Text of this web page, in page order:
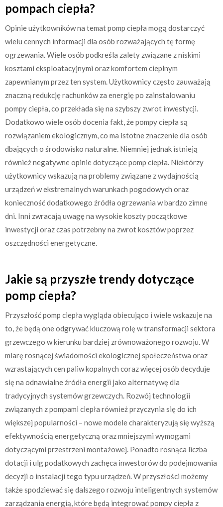
pompach ciepła?
Opinie użytkowników na temat pomp ciepła mogą dostarczyć
wielu cennych informacji dla osób rozważających tę formę
ogrzewania. Wiele osób podkreśla zalety związane z niskimi
kosztami eksploatacyjnymi oraz komfortem cieplnym
zapewnianym przez ten system. Użytkownicy często zauważają
znaczną redukcję rachunków za energię po zainstalowaniu
pompy ciepła, co przekłada się na szybszy zwrot inwestycji.
Dodatkowo wiele osób docenia fakt, że pompy ciepła są
rozwiązaniem ekologicznym, co ma istotne znaczenie dla osób
dbających o środowisko naturalne. Niemniej jednak istnieją
również negatywne opinie dotyczące pomp ciepła. Niektórzy
użytkownicy wskazują na problemy związane z wydajnością
urządzeń w ekstremalnych warunkach pogodowych oraz
konieczność dodatkowego źródła ogrzewania w bardzo zimne
dni. Inni zwracają uwagę na wysokie koszty początkowe
inwestycji oraz czas potrzebny na zwrot kosztów poprzez
oszczędności energetyczne.
Jakie są przyszłe trendy dotyczące
pomp ciepła?
Przyszłość pomp ciepła wygląda obiecująco i wiele wskazuje na
to, że będą one odgrywać kluczową rolę w transformacji sektora
grzewczego w kierunku bardziej zrównoważonego rozwoju. W
miarę rosnącej świadomości ekologicznej społeczeństwa oraz
wzrastających cen paliw kopalnych coraz więcej osób decyduje
się na odnawialne źródła energii jako alternatywę dla
tradycyjnych systemów grzewczych. Rozwój technologii
związanych z pompami ciepła również przyczynia się do ich
większej popularności – nowe modele charakteryzują się wyższą
efektywnością energetyczną oraz mniejszymi wymogami
dotyczącymi przestrzeni montażowej. Ponadto rosnąca liczba
dotacji i ulg podatkowych zachęca inwestorów do podejmowania
decyzji o instalacji tego typu urządzeń. W przyszłości możemy
także spodziewać się dalszego rozwoju inteligentnych systemów
zarządzania energią, które będą integrować pompy ciepła z